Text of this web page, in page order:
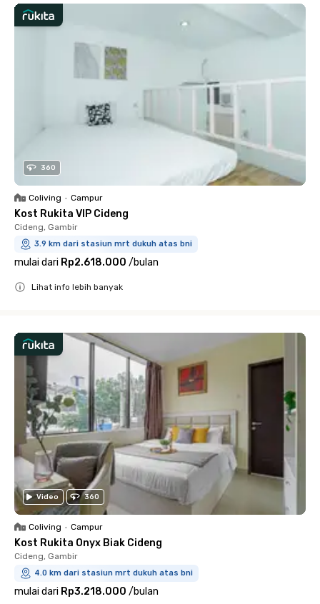
360
Coliving • Campur
Kost Rukita VIP Cideng
Cideng, Gambir
3.9 km dari stasiun mrt dukuh atas bni
mulai dari Rp2.618.000 /bulan
Lihat info lebih banyak
Video 360
Coliving • Campur
Kost Rukita Onyx Biak Cideng
Cideng, Gambir
4.0 km dari stasiun mrt dukuh atas bni
mulai dari Rp3.218.000 /bulan